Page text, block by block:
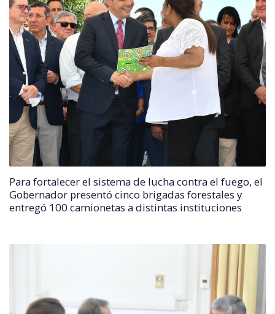
Para fortalecer el sistema de lucha contra el fuego, el
Gobernador presentó cinco brigadas forestales y
entregó 100 camionetas a distintas instituciones